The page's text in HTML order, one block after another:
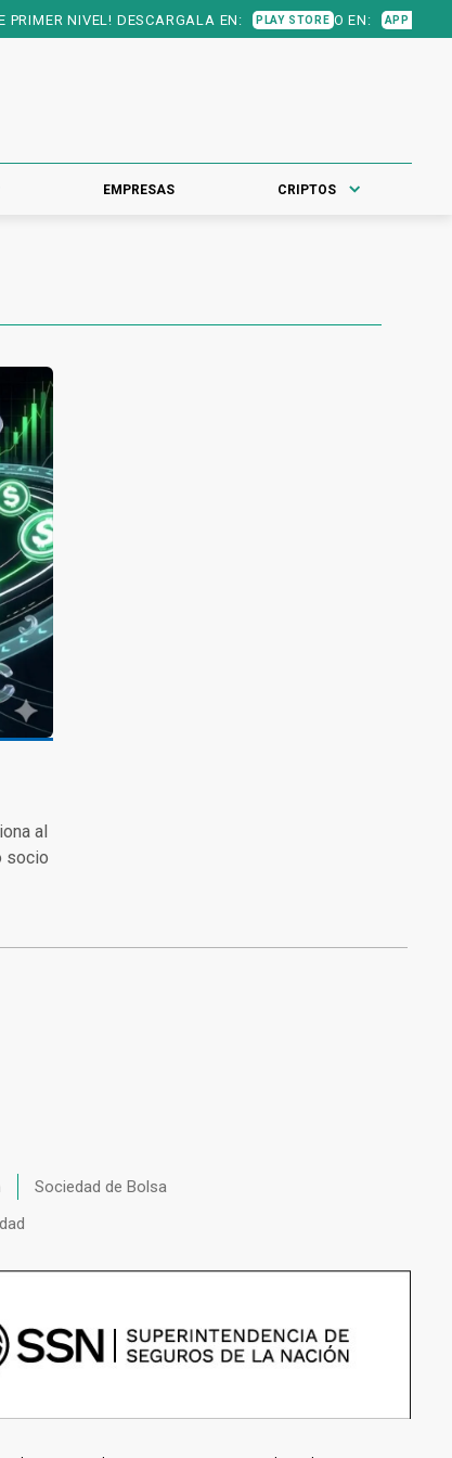
NIVEL! DESCARGALA EN: PLAY STORE O EN: APP STORE
EMPRESAS CRIPTOS
al
socio
Sociedad de Bolsa